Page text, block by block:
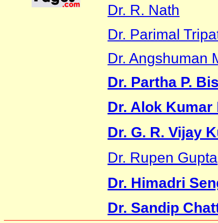
Dr. R. Nath
Dr. Parimal
Dr. Angshuman
Dr. Partha P.
Dr. Alok Kumar
Dr. G. R. Vijay
Dr. Rupen Gupta
Dr. Himadri
Dr. Sandip